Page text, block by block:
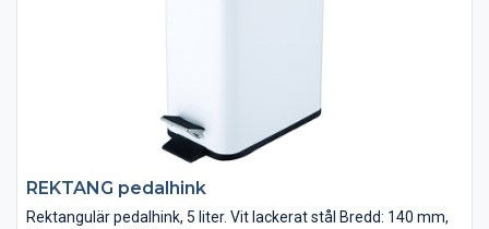
REKTANG pedalhink
Rektangulär pedalhink, 5 liter. Vit lackerat stål Bredd: 140 mm,